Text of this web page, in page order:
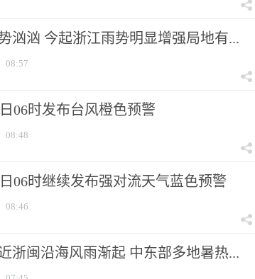
汹汹 今起浙江雨势明显增强局地有...
08:57
06时发布台风橙色预警
08:48
06时继续发布强对流天气蓝色预警
08:46
浙闽沿海风雨渐起 中东部多地暑热...